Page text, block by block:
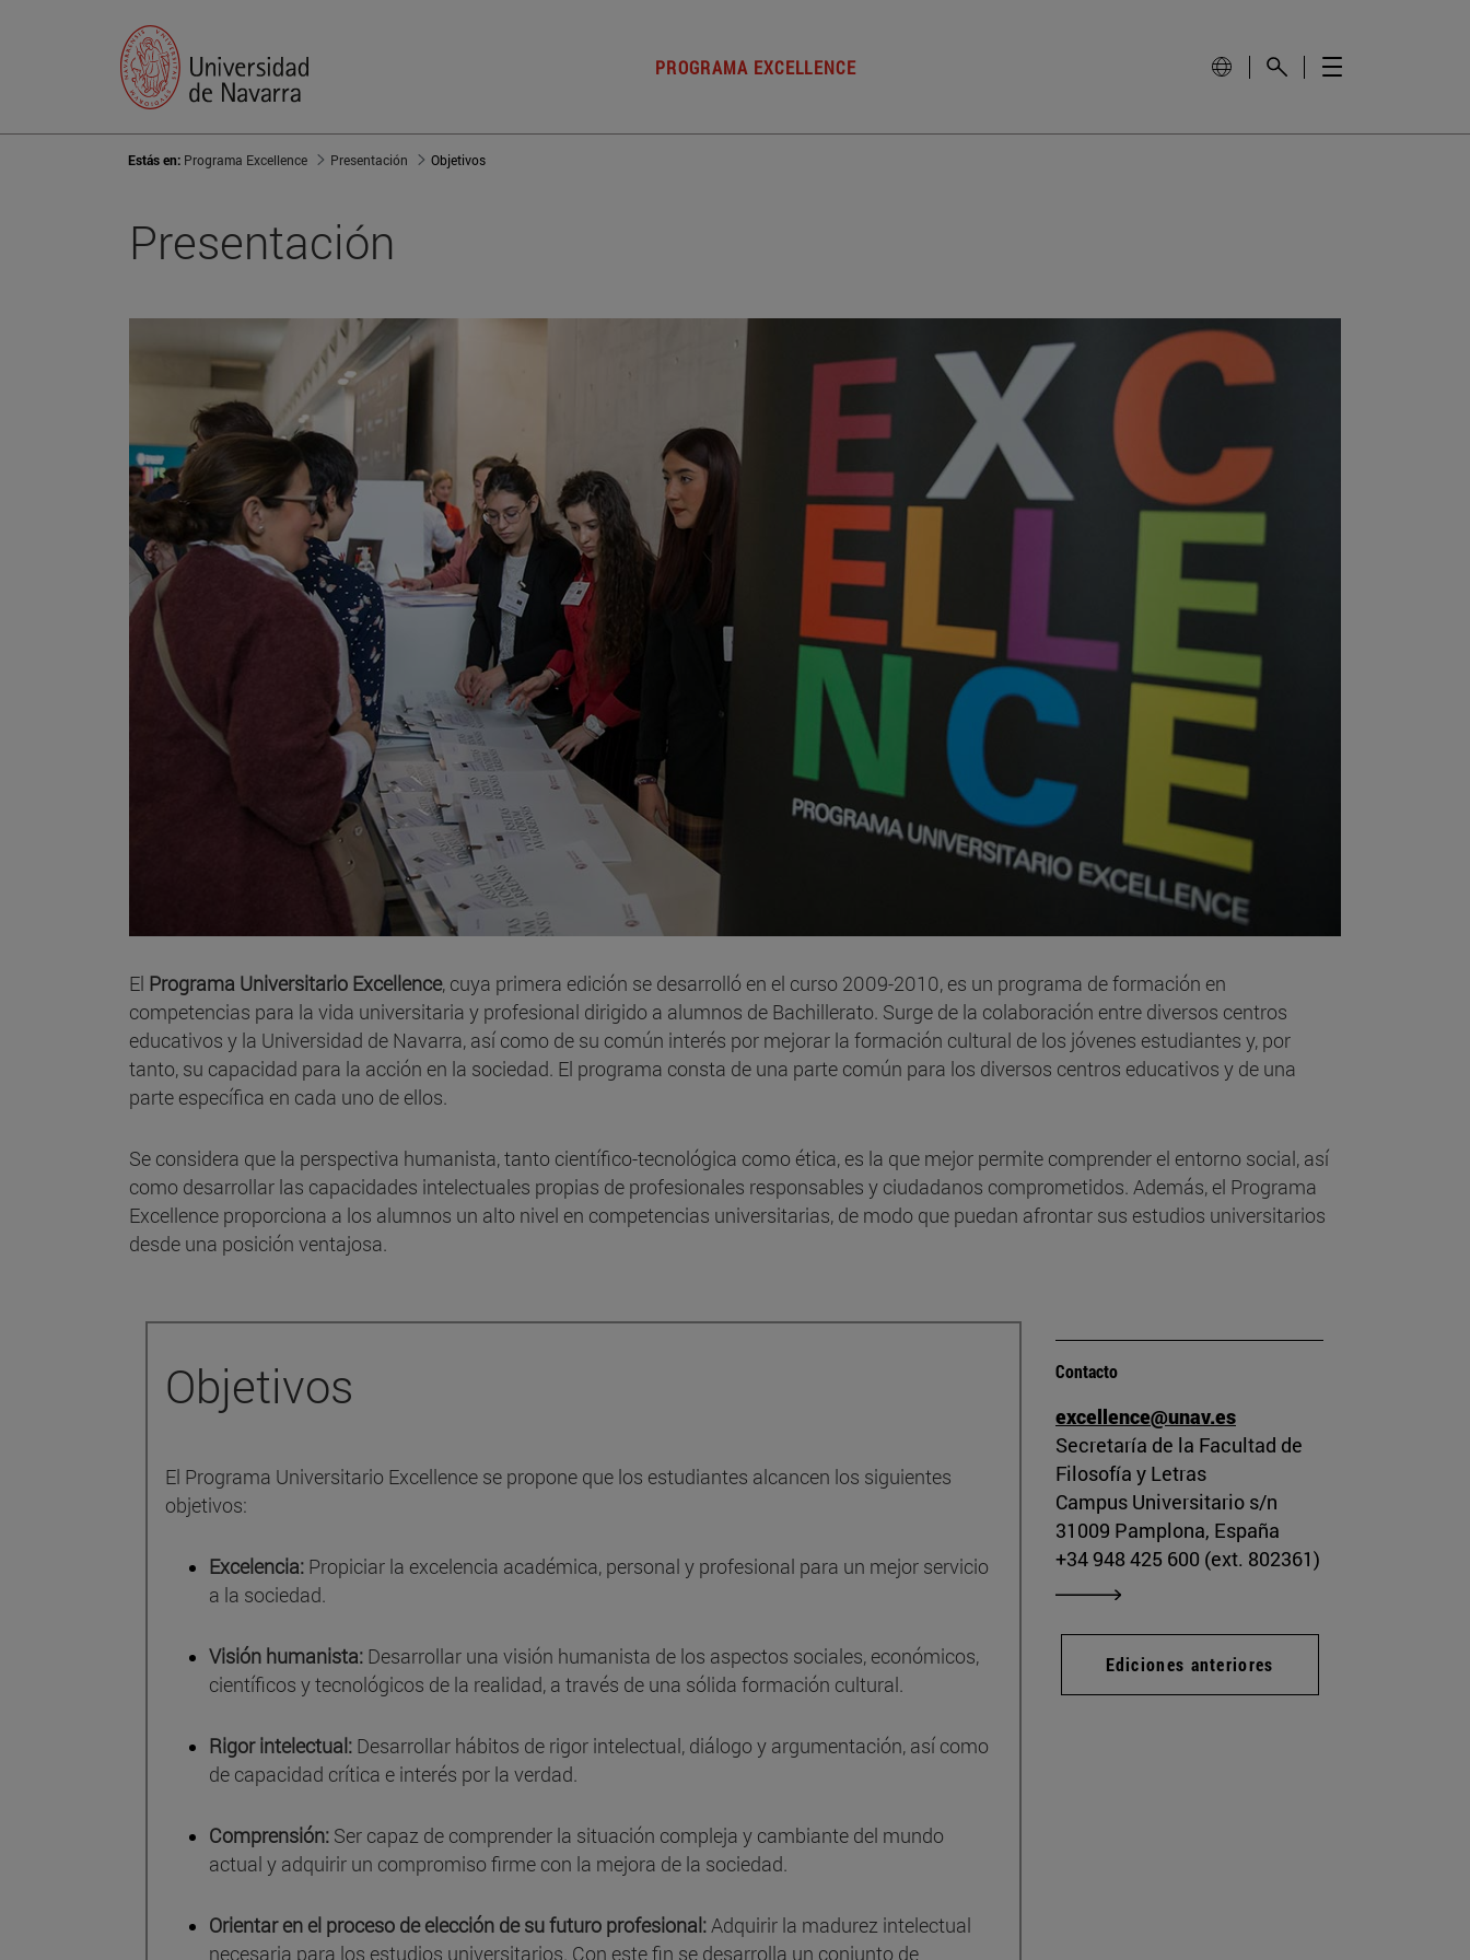
PROGRAMA EXCELLENCE
Estás en: Programa Excellence Presentación Objetivos
Presentación
El Programa Universitario Excellence, cuya primera edición se desarrolló en el curso 2009-2010, es un programa de formación en
competencias para la vida universitaria y profesional dirigido a alumnos de Bachillerato. Surge de la colaboración entre diversos centros
educativos y la Universidad de Navarra, así como de su común interés por mejorar la formación cultural de los jóvenes estudiantes y, por
tanto, su capacidad para la acción en la sociedad. El programa consta de una parte común para los diversos centros educativos y de una
parte específica en cada uno de ellos.
Se considera que la perspectiva humanista, tanto científico-tecnológica como ética, es la que mejor permite comprender el entorno social, así
como desarrollar las capacidades intelectuales propias de profesionales responsables y ciudadanos comprometidos. Además, el Programa
Excellence proporciona a los alumnos un alto nivel en competencias universitarias, de modo que puedan afrontar sus estudios universitarios
desde una posición ventajosa.
Objetivos
El Programa Universitario Excellence se propone que los estudiantes alcancen los siguientes
objetivos:
Excelencia: Propiciar la excelencia académica, personal y profesional para un mejor servicio
a la sociedad.
Visión humanista: Desarrollar una visión humanista de los aspectos sociales, económicos,
científicos y tecnológicos de la realidad, a través de una sólida formación cultural.
Rigor intelectual: Desarrollar hábitos de rigor intelectual, diálogo y argumentación, así como
de capacidad crítica e interés por la verdad.
Comprensión: Ser capaz de comprender la situación compleja y cambiante del mundo
actual y adquirir un compromiso firme con la mejora de la sociedad.
Orientar en el proceso de elección de su futuro profesional:Adquirir la madurez intelectual
necesaria para los estudios universitarios. Con este fin se desarrolla un conjunto de
Contacto
excellence@unav.es
Secretaría de la Facultad de
Filosofía y Letras
Campus Universitario s/n
31009 Pamplona, España
+34 948 425 600 (ext. 802361)
Ediciones anteriores